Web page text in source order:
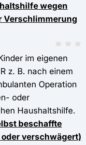
wegen
Verschlimmerung
im eigenen
z. B. nach einem
Operation
oder
Haushaltshilfe.
beschaffte
verschwägert)